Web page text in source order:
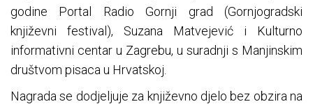
godine Portal Radio Gornji grad (Gornjogradski
književni festival), Suzana Matvejević i Kulturno
informativni centar u Zagrebu, u suradnji s Manjinskim
društvom pisaca u Hrvatskoj.
Nagrada se dodjeljuje za književno djelo bez obzira na